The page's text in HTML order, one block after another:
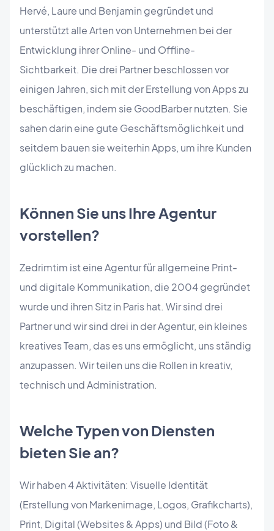
Hervé, Laure und Benjamin gegründet und
unterstützt alle Arten von Unternehmen bei der
Entwicklung ihrer Online- und Offline-
Sichtbarkeit. Die drei Partner beschlossen vor
einigen Jahren, sich mit der Erstellung von Apps zu
beschäftigen, indem sie GoodBarber nutzten. Sie
sahen darin eine gute Geschäftsmöglichkeit und
seitdem bauen sie weiterhin Apps, um ihre Kunden
glücklich zu machen.
Können Sie uns Ihre Agentur
vorstellen?
Zedrimtim ist eine Agentur für allgemeine Print-
und digitale Kommunikation, die 2004 gegründet
wurde und ihren Sitz in Paris hat. Wir sind drei
Partner und wir sind drei in der Agentur, ein kleines
kreatives Team, das es uns ermöglicht, uns ständig
anzupassen. Wir teilen uns die Rollen in kreativ,
technisch und Administration.
Welche Typen von Diensten
bieten Sie an?
Wir haben 4 Aktivitäten: Visuelle Identität
(Erstellung von Markenimage, Logos, Grafikcharts),
Print, Digital (Websites & Apps) und Bild (Foto &